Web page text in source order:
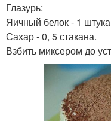
Глазурь:
Яичный белок - 1
Сахар - 0, 5 стакана.
Взбить миксером до